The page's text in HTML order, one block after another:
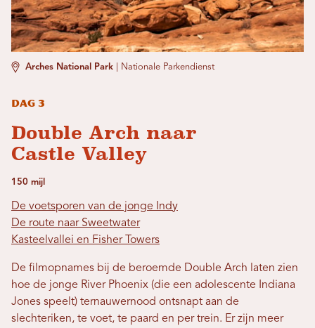
Arches National Park Nationale Parkendienst
Dag 3
Double Arch naar
Castle Valley
150 mijl
De voetsporen van de jonge Indy
De route naar Sweetwater
Kasteelvallei en Fisher Towers
De filmopnames bij de beroemde Double Arch laten zien
hoe de jonge River Phoenix (die een adolescente Indiana
Jones speelt) ternauwernood ontsnapt aan de
slechteriken, te voet, te paard en per trein. Er zijn meer